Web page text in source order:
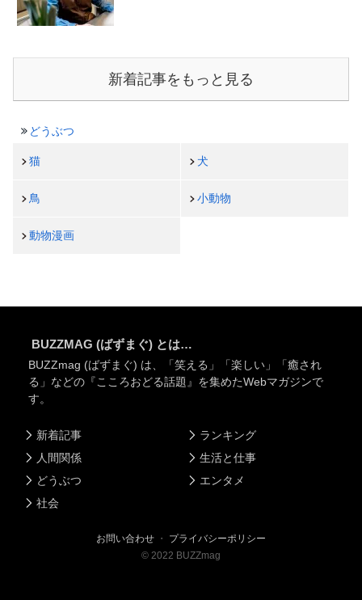
新着記事をもっと見る
どうぶつ
猫 犬
鳥 小動物
動物漫画
BUZZMAG (ばずまぐ) とは…
BUZZmag (ばずまぐ) は、「笑える」「楽しい」「癒され
る」などの『こころおどる話題』を集めたWebマガジンで
す。
新着記事
人間関係
どうぶつ
社会
ランキング
生活と仕事
エンタメ
お問い合わせ ・ プライバシーポリシー
© 2022 BUZZmag